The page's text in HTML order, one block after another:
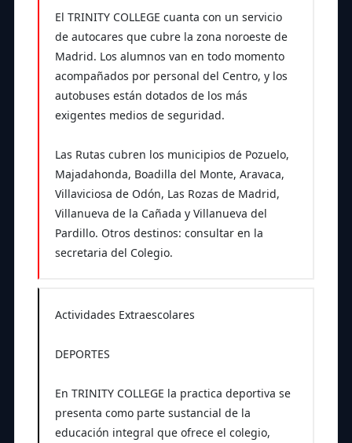
El TRINITY COLLEGE cuanta con un servicio
de autocares que cubre la zona noroeste de
Madrid. Los alumnos van en todo momento
acompañados por personal del Centro, y los
autobuses están dotados de los más
exigentes medios de seguridad.
Las Rutas cubren los municipios de Pozuelo,
Majadahonda, Boadilla del Monte, Aravaca,
Villaviciosa de Odón, Las Rozas de Madrid,
Villanueva de la Cañada y Villanueva del
Pardillo. Otros destinos: consultar en la
secretaria del Colegio.
Actividades Extraescolares
DEPORTES
En TRINITY COLLEGE la practica deportiva se
presenta como parte sustancial de la
educación integral que ofrece el colegio,